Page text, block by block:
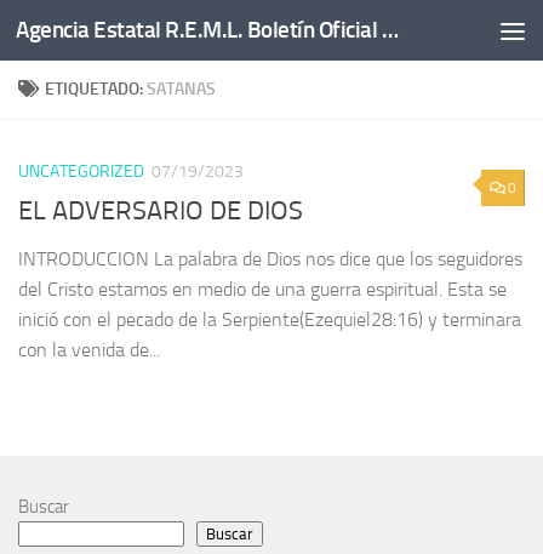
Saltar al contenido Agencia Estatal R.E.M.L. Boletín Oficial del Estado.
ETIQUETADO:SATANAS
0
UNCATEGORIZED 07/19/2023
EL ADVERSARIO DE DIOS
INTRODUCCION La palabra de Dios nos dice que los seguidores
del Cristo estamos en medio de una guerra espiritual. Esta se
inició con el pecado de la Serpiente(Ezequiel28:16) y terminara
con la venida de...
Buscar
Buscar